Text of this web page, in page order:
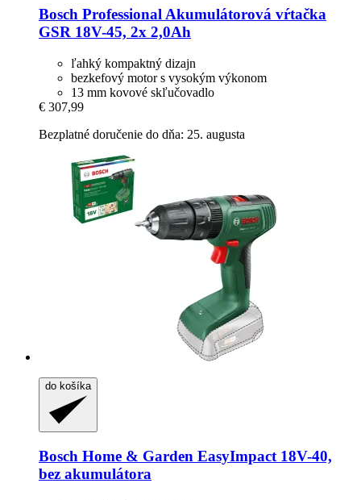
Bosch Professional Akumulátorová vŕtačka
GSR 18V-​45, 2x 2,0Ah
ľahký kompaktný dizajn
bezkefový motor s vysokým výkonom
13 mm kovové skľučovadlo
€ 307,99
Bezplatné doručenie do dňa: 25. augusta
do košíka
Bosch Home & Garden EasyImpact 18V-​40,
bez akumulátora